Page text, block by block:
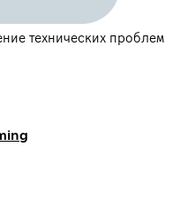
технических проблем